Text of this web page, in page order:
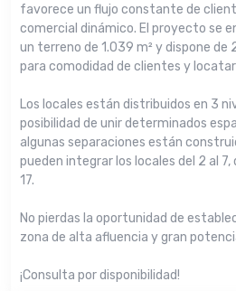
favorece un flujo constante de
comercial dinámico. El proyecto se
un terreno de 1.039 m² y dispone
para comodidad de clientes y
Los locales están distribuidos en 3
posibilidad de unir determinados
algunas separaciones están
pueden integrar los locales del 2 al 7,
17.
No pierdas la oportunidad de
zona de alta afluencia y gran
¡Consulta por disponibilidad!